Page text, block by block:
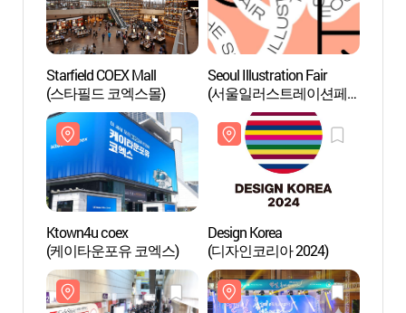
Starfield COEX Mall
(스타필드 코엑스몰)
Seoul Illustration Fair
(서울일러스트레이션페
Ktown4u coex
(케이타운포유 코엑스)
Design Korea
(디자인코리아 2024)